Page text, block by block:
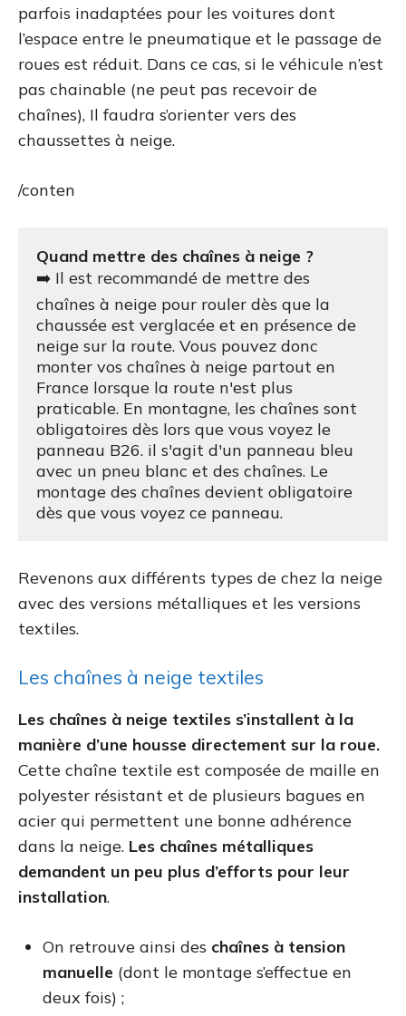
parfois inadaptées pour les voitures dont
l’espace entre le pneumatique et le passage de
roues est réduit. Dans ce cas, si le véhicule n’est
pas chainable (ne peut pas recevoir de
chaînes), Il faudra s’orienter vers des
chaussettes à neige.
/conten
➡️ Il est recommandé de mettre des
chaînes à neige pour rouler dès que la
chaussée est verglacée et en présence de
neige sur la route. Vous pouvez donc
monter vos chaînes à neige partout en
France lorsque la route n'est plus
praticable. En montagne, les chaînes sont
obligatoires dès lors que vous voyez le
panneau B26. il s'agit d'un panneau bleu
avec un pneu blanc et des chaînes. Le
montage des chaînes devient obligatoire
dès que vous voyez ce panneau.
Revenons aux différents types de chez la neige
avec des versions métalliques et les versions
textiles.
Les chaînes à neige textiles
Les chaînes à neige textiles s’installent à la
manière d’une housse directement sur la roue.
Cette chaîne textile est composée de maille en
polyester résistant et de plusieurs bagues en
acier qui permettent une bonne adhérence
dans la neige. Les chaînes métalliques
demandent un peu plus d’efforts pour leur
installation.
On retrouve ainsi des chaînes à tension
manuelle (dont le montage s’effectue en
deux fois) ;